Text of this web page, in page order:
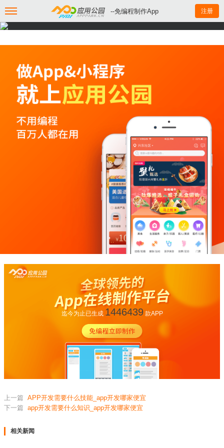
--免编程制作App 注册
迄今为止已生成 1446439款APP
上一篇 APP开发需要什么技能_app开发哪家便宜
下一篇 app开发需要什么知识_app开发哪家便宜
相关新闻